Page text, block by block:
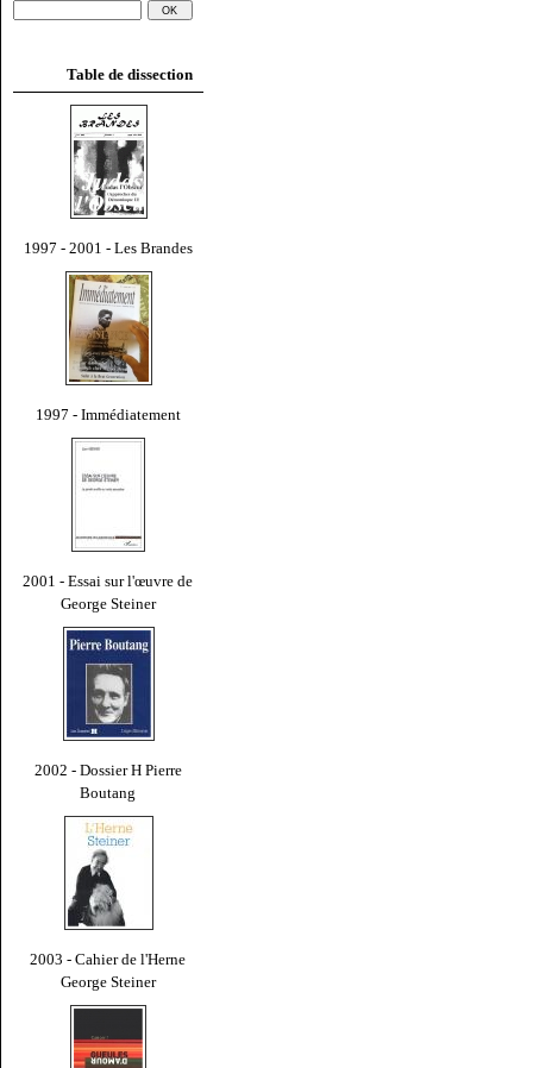
Table de dissection
1997 - 2001 - Les Brandes
1997 - Immédiatement
2001 - Essai sur l'œuvre de
George Steiner
2002 - Dossier H Pierre
Boutang
2003 - Cahier de l'Herne
George Steiner